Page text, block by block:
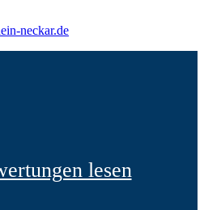
neckar.de